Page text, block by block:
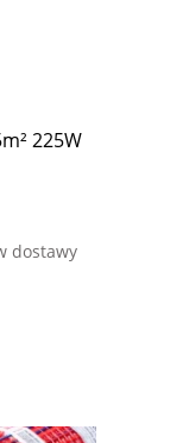
225W
dostawy